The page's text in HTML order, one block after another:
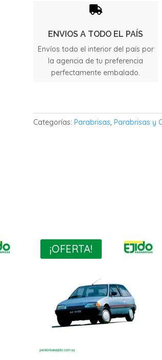

ENVIOS A TODO EL PAÍS
Envíos todo el interior del país por
la agencia de tu preferencia
perfectamente embalado.
Categorías:Parabrisas,Parabrisas y
¡OFERTA!